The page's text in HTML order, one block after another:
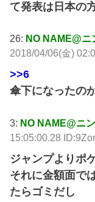
て発表は日本の
26: NO NAME@
2018/04/06(金)
>>6
傘下になったの
3: NO NAME@ニ
15:05:00.28
ジャンプよりポ
それに金額面で
たらゴミだし